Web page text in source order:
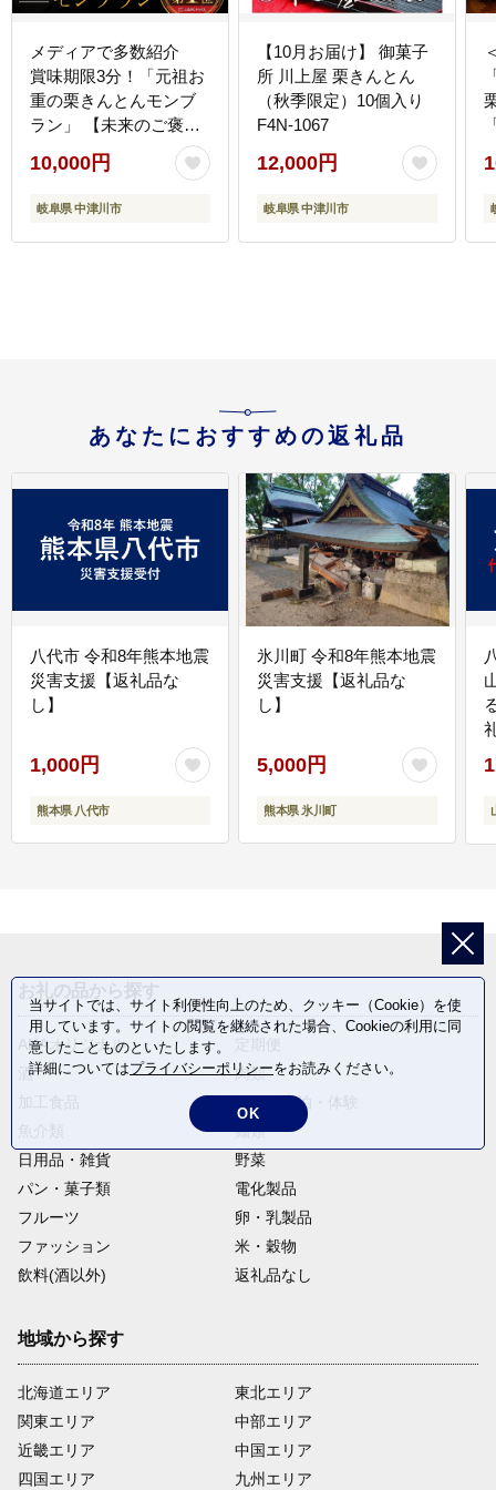
メディアで多数紹介
賞味期限3分！「元祖お
重の栗きんとんモンブ
ラン」 【未来のご褒
美】スイーツ 栗 モンブ
ラン くりきんとん デザ
ート ご褒美 お取り寄せ
2298
10,000円
岐阜県 中津川市
【10月お届け】 御菓子
所 川上屋 栗きんとん
（秋季限定）10個入り
F4N-1067
12,000円
岐阜県 中津川市
あなたにおすすめの返礼品
八代市 令和8年熊本地震
災害支援【返礼品な
し】
1,000円
熊本県 八代市
氷川町 令和8年熊本地震
災害支援【返礼品な
し】
5,000円
熊本県 氷川町
ANAオリジナル
酒
肉類
旅行・宿泊・体験
麺類
日用品・雑貨
野菜
パン・菓子類
電化製品
フルーツ
卵・乳製品
ファッション
米・穀物
飲料(酒以外)
返礼品なし
地域から探す
北海道エリア
関東エリア
近畿エリア
四国エリア
東北エリア
中部エリア
中国エリア
九州エリア
当サイトでは、サイト利便性向上のため、クッキー（Cookie）を使
用しています。サイトの閲覧を継続された場合、Cookieの利用に同
意したことものといたします。
詳細についてはプライバシーポリシーをお読みください。
OK